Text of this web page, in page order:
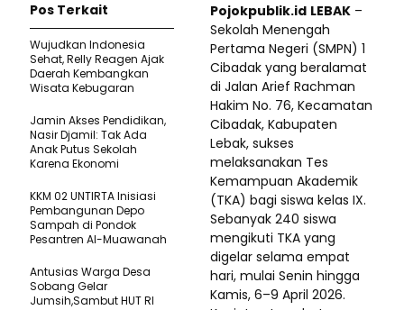
Pojokpublik.id LEBAK –
Sekolah Menengah
Pertama Negeri (SMPN) 1
Cibadak yang beralamat
di Jalan Arief Rachman
Hakim No. 76, Kecamatan
Cibadak, Kabupaten
Lebak, sukses
melaksanakan Tes
Kemampuan Akademik
(TKA) bagi siswa kelas IX.
Sebanyak 240 siswa
mengikuti TKA yang
digelar selama empat
hari, mulai Senin hingga
Kamis, 6–9 April 2026.
Pos Terkait
Wujudkan Indonesia
Sehat, Relly Reagen Ajak
Daerah Kembangkan
Wisata Kebugaran
Jamin Akses Pendidikan,
Nasir Djamil: Tak Ada
Anak Putus Sekolah
Karena Ekonomi
KKM 02 UNTIRTA Inisiasi
Pembangunan Depo
Sampah di Pondok
Pesantren Al-Muawanah
Antusias Warga Desa
Sobang Gelar
Jumsih,Sambut HUT RI